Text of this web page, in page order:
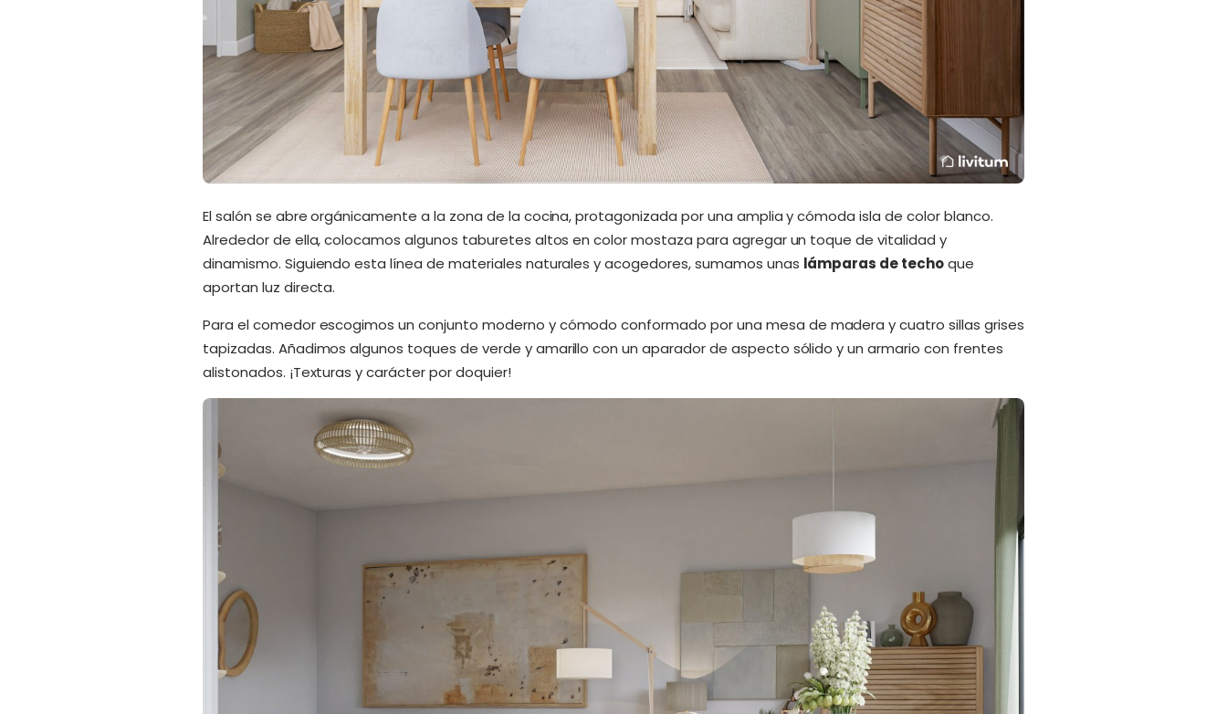
El salón se abre orgánicamente a la zona de la cocina, protagonizada por una amplia y cómoda isla de color blanco.
Alrededor de ella, colocamos algunos taburetes altos en color mostaza para agregar un toque de vitalidad y
dinamismo. Siguiendo esta línea de materiales naturales y acogedores, sumamos unas lámparas de techoque
aportan luz directa.
Para el comedor escogimos un conjunto moderno y cómodo conformado por una mesa de madera y cuatro sillas grises
tapizadas. Añadimos algunos toques de verde y amarillo con un aparador de aspecto sólido y un armario con frentes
alistonados. ¡Texturas y carácter por doquier!